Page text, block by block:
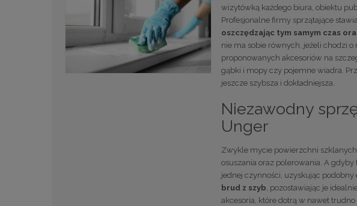
wizytówką każdego biura, obiektu
Profesjonalne firmy sprzątające
oszczędzając tym samym czas
nie ma sobie równych, jeżeli chodzi
proponowanych akcesoriów na
gąbki i mopy czy pojemne wiadra.
jeszcze szybsza i dokładniejsza.
Niezawodny
Unger
Zwykle mycie powierzchni szklanych
osuszania oraz polerowania. A
jednej czynności, uzyskując podobny
brud z szyb, pozostawiając je
akcesoria, które dotrą w nawet